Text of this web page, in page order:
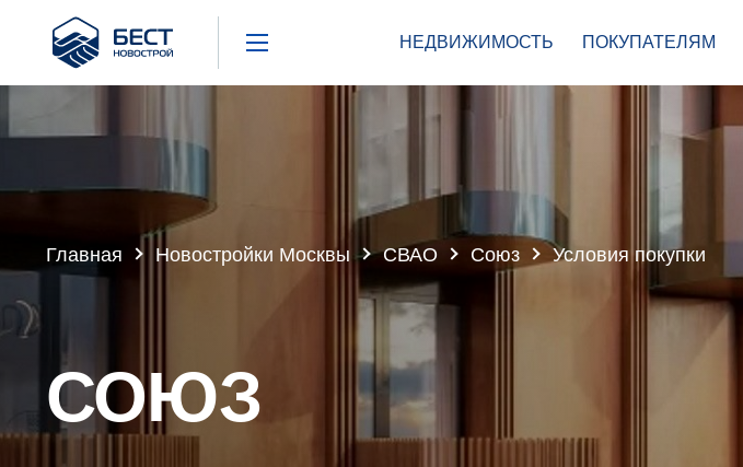
Бест
Новострой
НЕДВИЖИМОСТЬ ПОКУПАТЕЛЯМ
Главная Новостройки Москвы СВАО Союз Условия покупки
СОЮЗ